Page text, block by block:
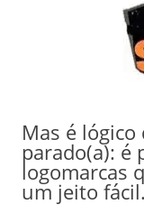
Mas é
parado(a): é
logomarcas
um jeito fácil.